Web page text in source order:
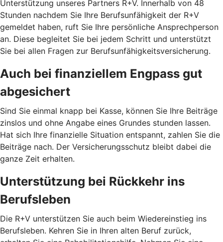
Unterstützung unseres Partners R+V. Innerhalb von 48
Stunden nachdem Sie Ihre Berufsunfähigkeit der R+V
gemeldet haben, ruft Sie Ihre persönliche Ansprechperson
an. Diese begleitet Sie bei jedem Schritt und unterstützt
Sie bei allen Fragen zur Berufsunfähigkeitsversicherung.
Auch bei finanziellem Engpass gut
abgesichert
Sind Sie einmal knapp bei Kasse, können Sie Ihre Beiträge
zinslos und ohne Angabe eines Grundes stunden lassen.
Hat sich Ihre finanzielle Situation entspannt, zahlen Sie die
Beiträge nach. Der Versicherungsschutz bleibt dabei die
ganze Zeit erhalten.
Unterstützung bei Rückkehr ins
Berufsleben
Die R+V unterstützen Sie auch beim Wiedereinstieg ins
Berufsleben. Kehren Sie in Ihren alten Beruf zurück,